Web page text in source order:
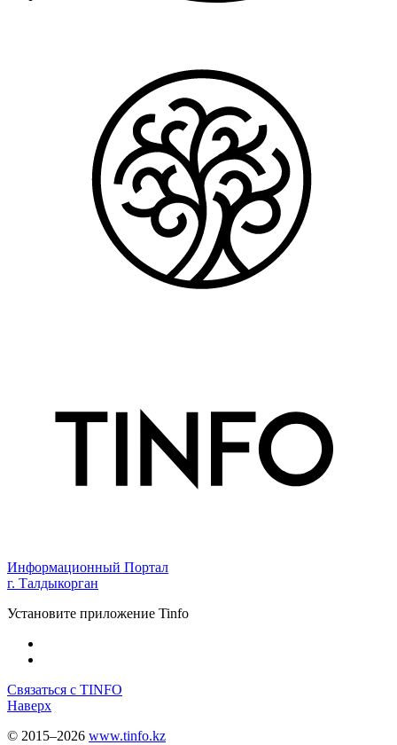
Информационный Портал
г. Талдыкорган
Установите приложение Tinfo
Связаться с TINFO
Наверх
© 2015–2026 www.tinfo.kz